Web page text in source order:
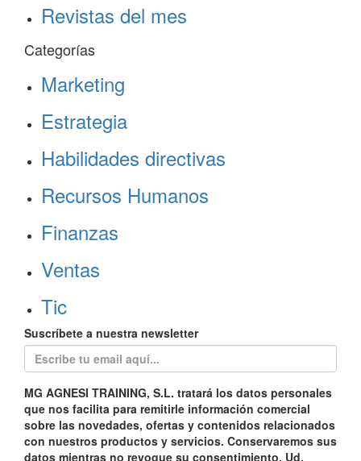
Revistas del mes
Categorías
Marketing
Estrategia
Habilidades directivas
Recursos Humanos
Finanzas
Ventas
Tic
Suscríbete a nuestra newsletter
MG AGNESI TRAINING, S.L. tratará los datos personales
que nos facilita para remitirle información comercial
sobre las novedades, ofertas y contenidos relacionados
con nuestros productos y servicios. Conservaremos sus
datos mientras no revoque su consentimiento. Ud.